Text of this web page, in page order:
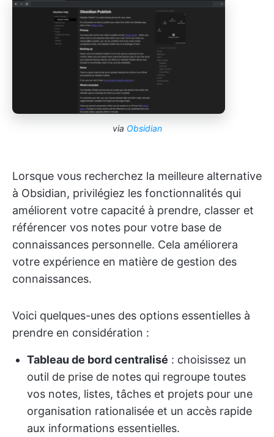
via Obsidian
Lorsque vous recherchez la meilleure alternative
à Obsidian, privilégiez les fonctionnalités qui
améliorent votre capacité à prendre, classer et
référencer vos notes pour votre base de
connaissances personnelle. Cela améliorera
votre expérience en matière de gestion des
connaissances.
Voici quelques-unes des options essentielles à
prendre en considération :
Tableau de bord centralisé : choisissez un
outil de prise de notes qui regroupe toutes
vos notes, listes, tâches et projets pour une
organisation rationalisée et un accès rapide
aux informations essentielles.